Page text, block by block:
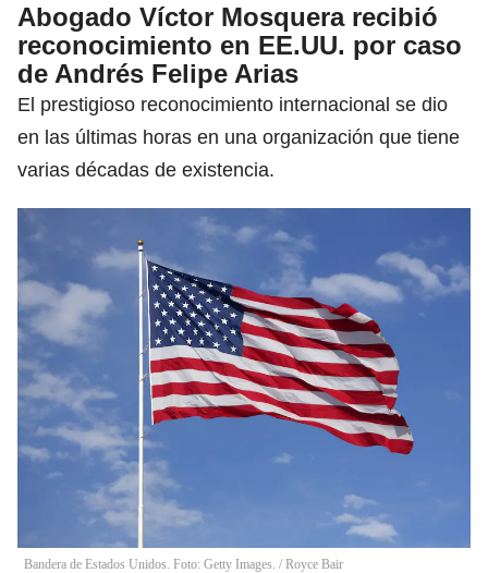
Abogado Víctor Mosquera recibió
reconocimiento en EE.UU. por caso
de Andrés Felipe Arias
El prestigioso reconocimiento internacional se dio
en las últimas horas en una organización que tiene
varias décadas de existencia.
Bandera de Estados Unidos. Foto: Getty Images. / Royce Bair